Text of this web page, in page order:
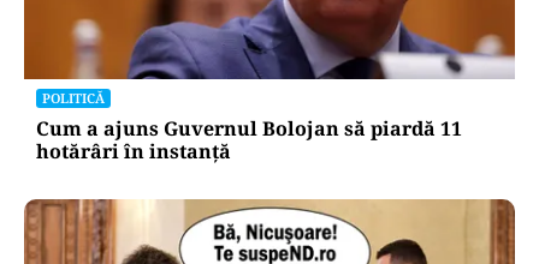
POLITICĂ
Cum a ajuns Guvernul Bolojan să piardă 11
hotărâri în instanță